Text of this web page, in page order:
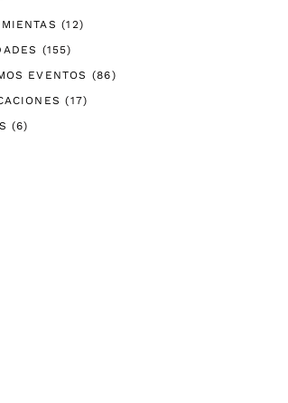
(12)
(155)
EVENTOS (86)
(17)
(6)